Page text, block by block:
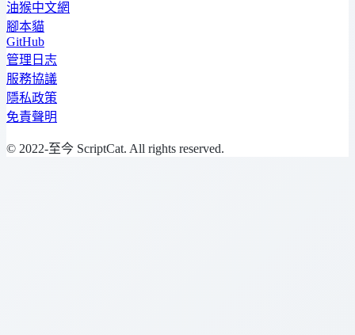
油猴中文網
腳本貓
GitHub
管理日志
服務協議
隱私政策
免責聲明
© 2022-至今 ScriptCat. All rights reserved.